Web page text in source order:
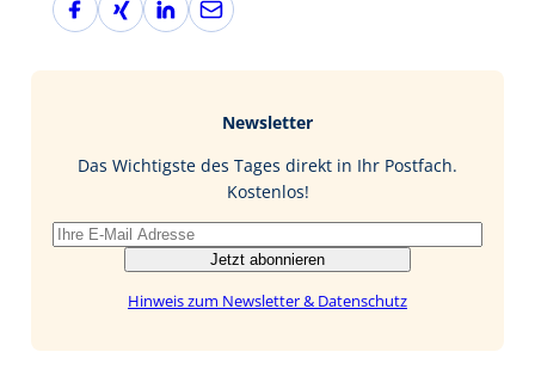
a
i
i
I
-
Newsletter
Das Wichtigste des Tages direkt in Ihr Postfach.
Kostenlos!
Jetzt abonnieren
Hinweis zum Newsletter & Datenschutz